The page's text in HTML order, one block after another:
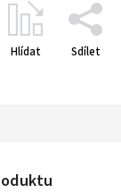
Hlídat Sdílet